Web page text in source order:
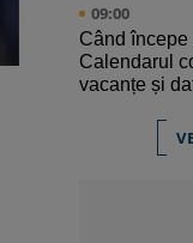
09:00
Când începe
Calendarul
vacanțe și